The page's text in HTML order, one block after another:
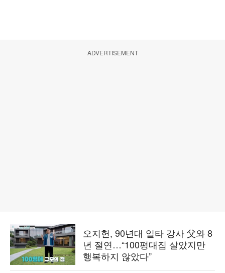
ADVERTISEMENT
오지헌, 90년대 일타 강사 父와 8
년 절연…“100평대집 살았지만
행복하지 않았다”